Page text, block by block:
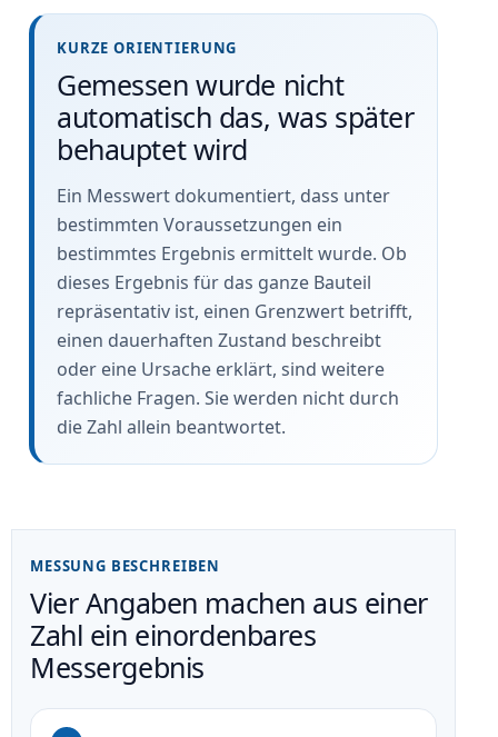
KURZE ORIENTIERUNG
Gemessen wurde nicht
automatisch das, was später
behauptet wird
Ein Messwert dokumentiert, dass unter
bestimmten Voraussetzungen ein
bestimmtes Ergebnis ermittelt wurde. Ob
dieses Ergebnis für das ganze Bauteil
repräsentativ ist, einen Grenzwert betrifft,
einen dauerhaften Zustand beschreibt
oder eine Ursache erklärt, sind weitere
fachliche Fragen. Sie werden nicht durch
die Zahl allein beantwortet.
MESSUNG BESCHREIBEN
Vier Angaben machen aus einer
Zahl ein einordenbares
Messergebnis